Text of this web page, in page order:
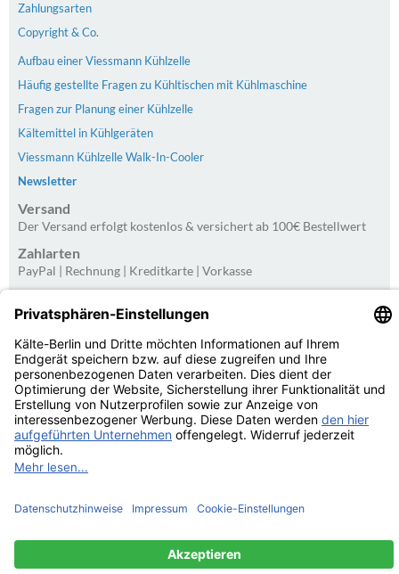
Zahlungsarten
Copyright & Co.
Aufbau einer Viessmann Kühlzelle
Häufig gestellte Fragen zu Kühltischen mit Kühlmaschine
Fragen zur Planung einer Kühlzelle
Kältemittel in Kühlgeräten
Viessmann Kühlzelle Walk-In-Cooler
Newsletter
Versand
Der Versand erfolgt kostenlos & versichert ab 100€ Bestellwert
Zahlarten
PayPal | Rechnung | Kreditkarte | Vorkasse
4.75/5.00 bei20Bewertungen
© Kälte-Berlin Inhaber: Christian Berg 2026
eCommerce Engine © 2026 xt:Commerce Shopsoftware
Parse Time: 0.175s